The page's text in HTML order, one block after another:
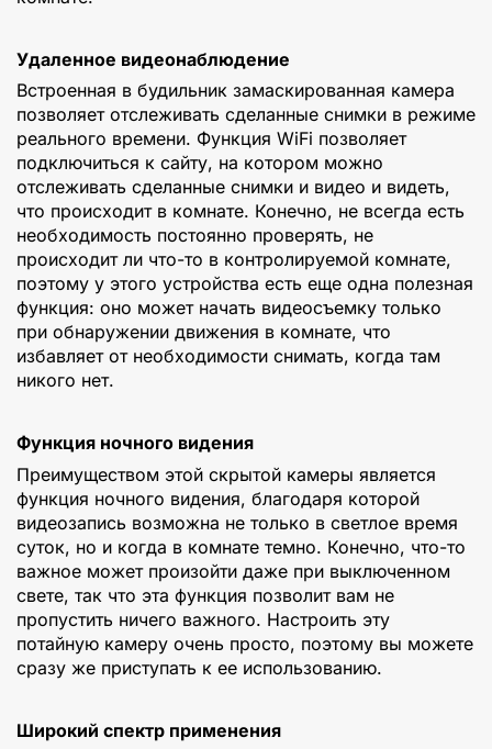
Удаленное видеонаблюдение
Встроенная в будильник замаскированная камера
позволяет отслеживать сделанные снимки в режиме
реального времени. Функция WiFi позволяет
подключиться к сайту, на котором можно
отслеживать сделанные снимки и видео и видеть,
что происходит в комнате. Конечно, не всегда есть
необходимость постоянно проверять, не
происходит ли что-то в контролируемой комнате,
поэтому у этого устройства есть еще одна полезная
функция: оно может начать видеосъемку только
при обнаружении движения в комнате, что
избавляет от необходимости снимать, когда там
никого нет.
Функция ночного видения
Преимуществом этой скрытой камеры является
функция ночного видения, благодаря которой
видеозапись возможна не только в светлое время
суток, но и когда в комнате темно. Конечно, что-то
важное может произойти даже при выключенном
свете, так что эта функция позволит вам не
пропустить ничего важного. Настроить эту
потайную камеру очень просто, поэтому вы можете
сразу же приступать к ее использованию.
Широкий спектр применения